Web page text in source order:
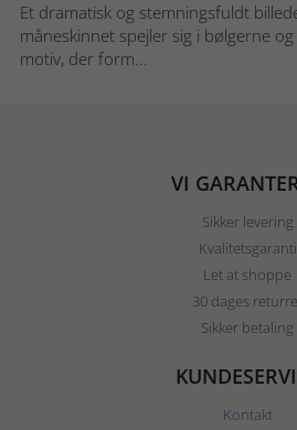
Et dramatisk og stemningsfuldt
måneskinnet spejler sig i bølgerne
motiv, der form...
VI
Sikker levering
Kvalitetsgaranti
Let at shoppe
30 dages
Sikker betaling
Kontakt